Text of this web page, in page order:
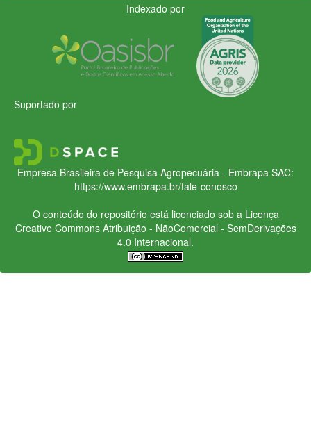
Indexado por
Suportado por
Empresa Brasileira de Pesquisa Agropecuária - Embrapa SAC:
https://www.embrapa.br/fale-conosco
O conteúdo do repositório está licenciado sob a Licença
Creative CommonsAtribuição - NãoComercial - SemDerivações
4.0 Internacional.